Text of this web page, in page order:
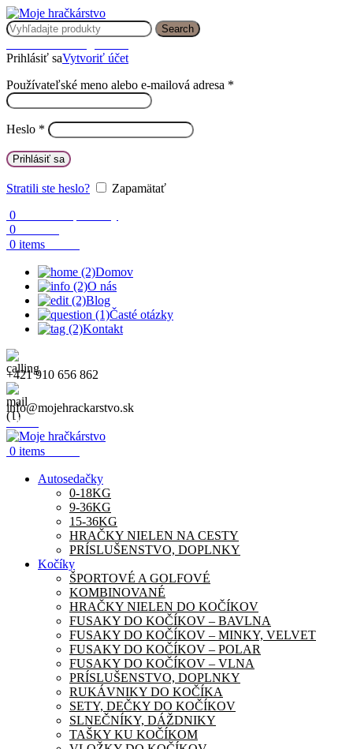
Search
Prihlásiť saVytvoriť účet
Používateľské meno alebo e-mailová adresa *
Heslo *
Prihlásiť sa
Stratili ste heslo?
Zapamätať
0
0
0 items
Domov
O nás
Blog
Časté otázky
Kontakt
+421 910 656 862
info@mojehrackarstvo.sk
Menu
0 items
Autosedačky
0-18KG
9-36KG
15-36KG
HRAČKY NIELEN NA CESTY
PRÍSLUŠENSTVO, DOPLNKY
Kočíky
ŠPORTOVÉ A GOLFOVÉ
KOMBINOVANÉ
HRAČKY NIELEN DO KOČÍKOV
FUSAKY DO KOČÍKOV – BAVLNA
FUSAKY DO KOČÍKOV – MINKY, VELVET
FUSAKY DO KOČÍKOV – POLAR
FUSAKY DO KOČÍKOV – VLNA
PRÍSLUŠENSTVO, DOPLNKY
RUKÁVNIKY DO KOČÍKA
SETY, DEČKY DO KOČÍKOV
SLNEČNÍKY, DÁŽDNIKY
TAŠKY KU KOČÍKOM